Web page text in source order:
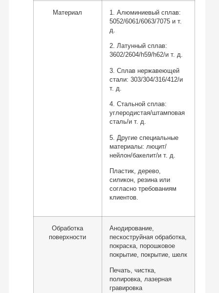
Материал
1. Алюминиевый сплав:
5052/6061/6063/7075 и т.
д.
2. Латунный сплав:
3602/2604/h59/h62/и т. д.
3. Сплав нержавеющей
стали: 303/304/316/412/и
т. д.
4. Стальной сплав:
углеродистая/штамповая
сталь/и т. д.
5. Другие специальные
материалы: люцит/
нейлон/бакелит/и т. д.
Пластик, дерево,
силикон, резина или
согласно требованиям
клиентов.
Обработка
поверхности
Анодирование,
пескоструйная обработка,
покраска, порошковое
покрытие, покрытие, шелк
Печать, чистка,
полировка, лазерная
гравировка